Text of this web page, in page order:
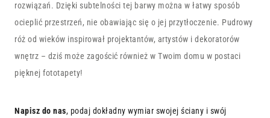
rozwiązań. Dzięki subtelności tej barwy można w łatwy sposób
ocieplić przestrzeń, nie obawiając się o jej przytłoczenie. Pudrowy
róż od wieków inspirował projektantów, artystów i dekoratorów
wnętrz – dziś może zagościć również w Twoim domu w postaci
pięknej fototapety!
Napisz do nas, podaj dokładny wymiar swojej ściany i swój